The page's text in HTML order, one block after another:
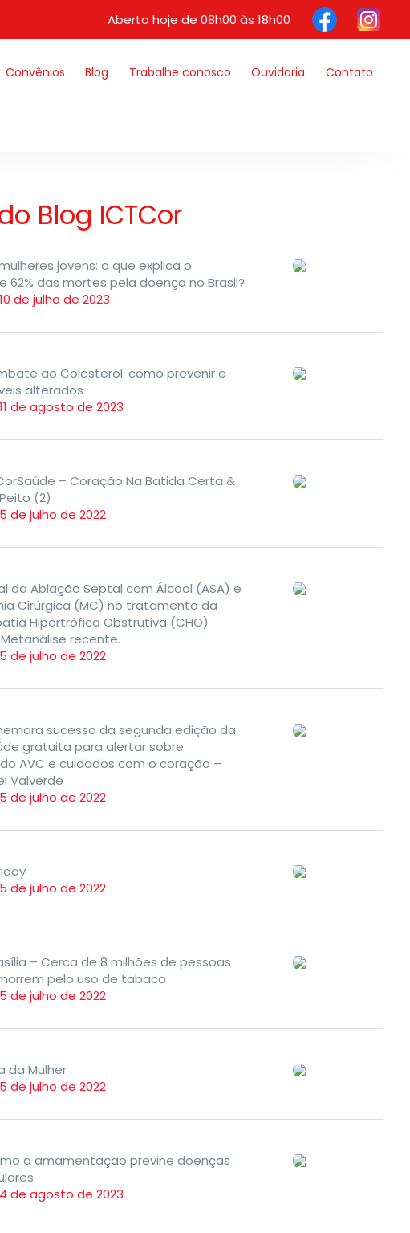
Aberto hoje de 08h00 às 18h00
Contato
Ouvidoria
Trabalhe conosco
Blog
Convênios
Blog ICTCor
jovens: o que explica o
62% das mortes pela doença no Brasil?
de julho de 2023
ao Colesterol: como prevenir e
alterados
de agosto de 2023
– Coração Na Batida Certa &
(2)
de julho de 2022
da Ablação Septal com Álcool (ASA) e
Cirúrgica (MC) no tratamento da
Hipertrófica Obstrutiva (CHO)
recente.
de julho de 2022
sucesso da segunda edição da
gratuita para alertar sobre
AVC e cuidados com o coração –
Valverde
de julho de 2022
de julho de 2022
– Cerca de 8 milhões de pessoas
pelo uso de tabaco
de julho de 2022
da Mulher
de julho de 2022
a amamentação previne doenças
de agosto de 2023